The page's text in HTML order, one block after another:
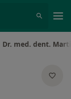
ändern
Dr. med. dent.